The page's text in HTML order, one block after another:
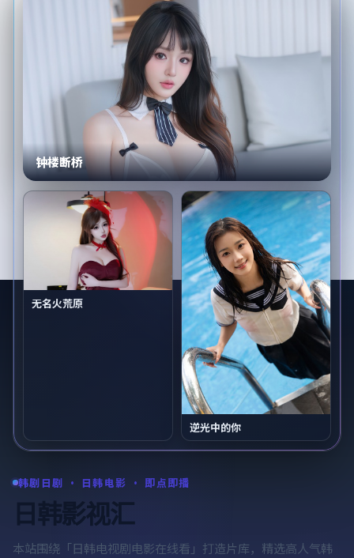
韩剧日剧 · 日韩电影 · 即点即播
日韩影视汇
本站围绕「日韩电视剧电影在线看 」打造片库，精选高人气韩
钟楼断桥
无名火荒原
逆光中的你